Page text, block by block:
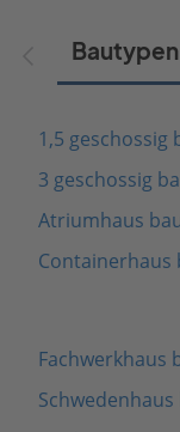
1,5 geschossig
3 geschossig
Atriumhaus
Containerhaus
Fachwerkhaus
Schwedenhaus